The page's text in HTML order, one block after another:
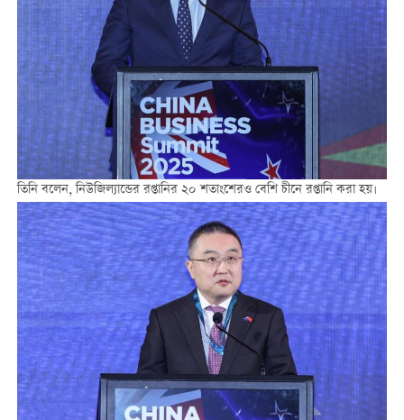
তিনি বলেন, নিউজিল্যান্ডের রপ্তানির ২০ শতাংশেরও বেশি চীনে রপ্তানি করা হয়।